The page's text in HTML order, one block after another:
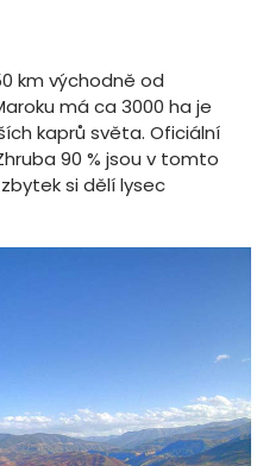
km východně od
má ca 3000 ha je
kaprů světa. Oficiální
90 % jsou v tomto
si dělí lysec